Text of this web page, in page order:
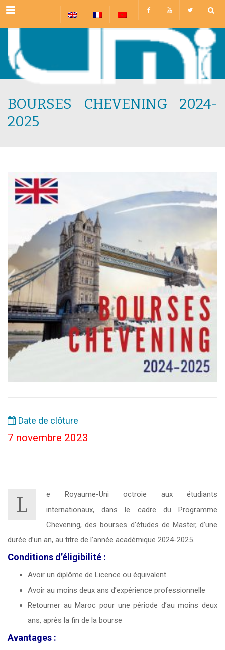
Menu
BOURSES CHEVENING 2024-
2025
Date de clôture
7 novembre 2023
L
e Royaume-Uni octroie aux étudiants
internationaux, dans le cadre du Programme
Chevening, des bourses d’études de Master, d’une
durée d’un an, au titre de l’année académique 2024-2025.
Conditions d’éligibilité :
Avoir un diplôme de Licence ou équivalent
Avoir au moins deux ans d’expérience professionnelle
Retourner au Maroc pour une période d’au moins deux
ans, après la fin de la bourse
Avantages :